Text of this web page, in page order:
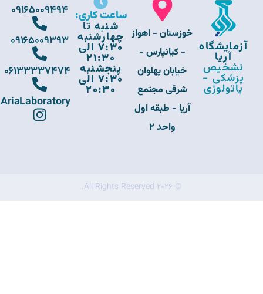
آزمایشگاه
آریا
تشخیص
پزشکی -
پاتولوژی
خوزستان - اهواز
- کیانپارس -
خیابان پهلوان
شرقی مجتمع
آریا - طبقه اول
واحد 2
ساعت کاری:
شنبه تا
چهارشنبه
7:30 الی
21:30
پنجشنبه
7:30 الی
20:30
09165009494
09165009393
06133337474
AriaLaboratory
© 2026 All Rights Reserved.